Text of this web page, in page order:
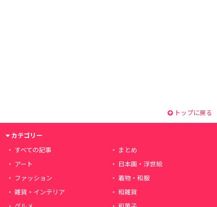
トップに戻る
カテゴリー
すべての記事
まとめ
アート
日本画・浮世絵
ファッション
着物・和服
雑貨・インテリア
和雑貨